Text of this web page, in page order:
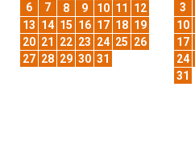
6
7 8 9 10 11
12
13 14 15 16 17 18 19
20 21 22 23 24 25 26
27 28 29 30 31
3
10
17
24
31